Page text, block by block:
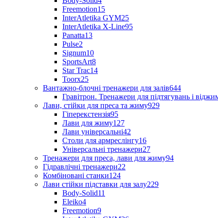
Freemotion15
InterAtletika GYM25
InterAtletika X-Line95
Panatta13
Pulse2
Signum10
SportsArt8
Star Trac14
Toorx25
Вантажно-блочні тренажери для залів644
Гравітрон. Тренажери для підтягувань і
Лави, стійки для преса та жиму929
Гіперекстензія95
Лави для жиму127
Лави універсальні42
Столи для армреслінгу16
Універсальні тренажери27
Тренажери для преса, лави для жиму94
Гідравлічні тренажери22
Комбіновані станки124
Лави стійки підставки для залу229
Body-Solid11
Eleiko4
Freemotion9